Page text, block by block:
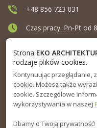
MENU
INFORMACJA
+48 856 723 031
Czas pracy: Pn-Pt od
Strona EKO
rodzaje plików cookies.
Kontynuując przeglądanie,
cookie. Możesz także
cookie. Szczegółowe
wykorzystywania w naszej
Dbamy o Twoją